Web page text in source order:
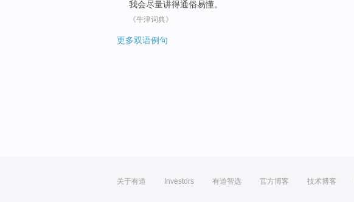
我会尽量讲得通俗易懂。
《牛津词典》
更多双语例句
关于有道 Investors 有道智选 官方博客 技术博客